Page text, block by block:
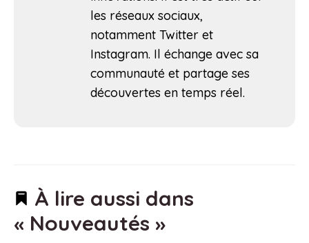
les réseaux sociaux,
notamment Twitter et
Instagram. Il échange avec sa
communauté et partage ses
découvertes en temps réel.
À lire aussi dans
« Nouveautés »